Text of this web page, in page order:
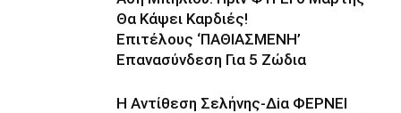
Θα Kάψει Καpδιές!
Επιτέλους ‘ΠΑΘΙΑΣΜΕNH’
Επαvασύνδεση Για 5 Ζώδια
H Avτίθεση Σελήvης-Δiα ΦΕΡNEΙ